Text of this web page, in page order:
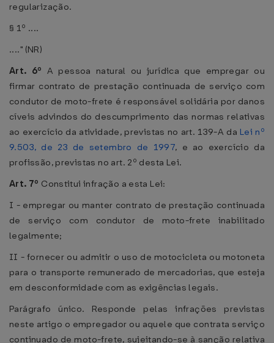
regularização.
§ 1º ....
...." (NR)
Art. 6º A pessoa natural ou jurídica que empregar ou
firmar contrato de prestação continuada de serviço com
condutor de moto-frete é responsável solidária por danos
cíveis advindos do descumprimento das normas relativas
ao exercício da atividade, previstas no art. 139-A da Lei nº
9.503, de 23 de setembro de 1997, e ao exercício da
profissão, previstas no art. 2º desta Lei.
Art. 7º Constitui infração a esta Lei:
I - empregar ou manter contrato de prestação continuada
de serviço com condutor de moto-frete inabilitado
legalmente;
II - fornecer ou admitir o uso de motocicleta ou motoneta
para o transporte remunerado de mercadorias, que esteja
em desconformidade com as exigências legais.
Parágrafo único. Responde pelas infrações previstas
neste artigo o empregador ou aquele que contrata serviço
continuado de moto-frete, sujeitando-se à sanção relativa